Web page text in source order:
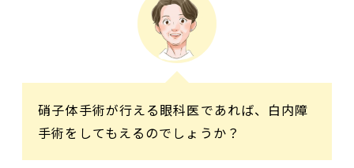
硝子体手術が行える眼科医であれば、白内障
手術をしてもえるのでしょうか？